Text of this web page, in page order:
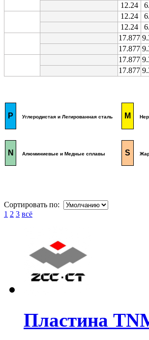
12.24
12.24
12.24
17.877
17.877
17.877
17.877
P Углеродистая и Легированная сталь M
N Алюминиевые и Медные сплавы S
Сортировать по:
1 2 3 всё
Пластина